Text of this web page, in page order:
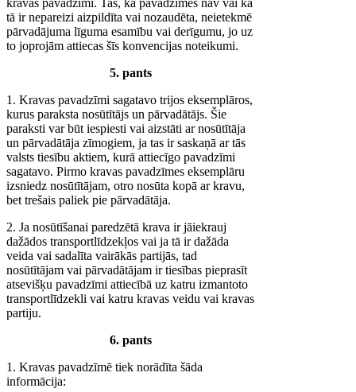
tā ir nepareizi aizpildīta vai nozaudēta, neietekmē
pārvadājuma līguma esamību vai derīgumu, jo uz
to joprojām attiecas šīs konvencijas noteikumi.
5. pants
1. Kravas pavadzīmi sagatavo trijos eksemplāros,
kurus paraksta nosūtītājs un pārvadātājs. Šie
paraksti var būt iespiesti vai aizstāti ar nosūtītāja
un pārvadātāja zīmogiem, ja tas ir saskaņā ar tās
valsts tiesību aktiem, kurā attiecīgo pavadzīmi
sagatavo. Pirmo kravas pavadzīmes eksemplāru
izsniedz nosūtītājam, otro nosūta kopā ar kravu,
bet trešais paliek pie pārvadātāja.
2. Ja nosūtīšanai paredzētā krava ir jāiekrauj
dažādos transportlīdzekļos vai ja tā ir dažāda
veida vai sadalīta vairākās partijās, tad
nosūtītājam vai pārvadātājam ir tiesības pieprasīt
atsevišķu pavadzīmi attiecībā uz katru izmantoto
transportlīdzekli vai katru kravas veidu vai kravas
partiju.
6. pants
1. Kravas pavadzīmē tiek norādīta šāda
informācija: